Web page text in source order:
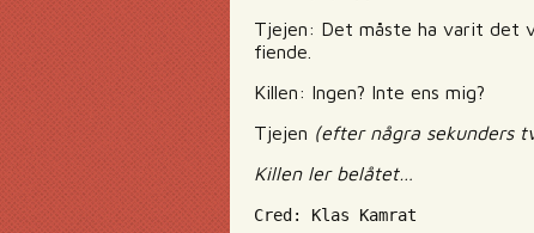
Tjejen: Det måste ha varit det
fiende.
Killen: Ingen? Inte ens mig?
Tjejen (efter några sekunders
Killen ler belåtet…
Cred: Klas Kamrat